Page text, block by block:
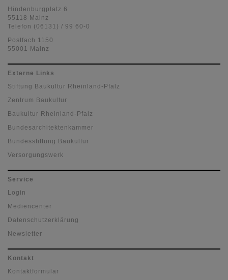
Hindenburgplatz 6
55118 Mainz
Telefon (06131) / 99 60-0
Postfach 1150
55001 Mainz
Externe Links
Stiftung Baukultur Rheinland-Pfalz
Zentrum Baukultur
Baukultur Rheinland-Pfalz
Bundesarchitektenkammer
Bundesstiftung Baukultur
Versorgungswerk
Service
Login
Mediencenter
Datenschutzerklärung
Newsletter
Kontakt
Kontaktformular